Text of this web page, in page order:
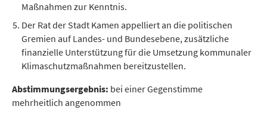
Maßnahmen zur Kenntnis.
Der Rat der Stadt Kamen appelliert an die politischen
Gremien auf Landes- und Bundesebene, zusätzliche
finanzielle Unterstützung für die Umsetzung kommunaler
Klimaschutzmaßnahmen bereitzustellen.
Abstimmungsergebnis: bei einer Gegenstimme
mehrheitlich angenommen